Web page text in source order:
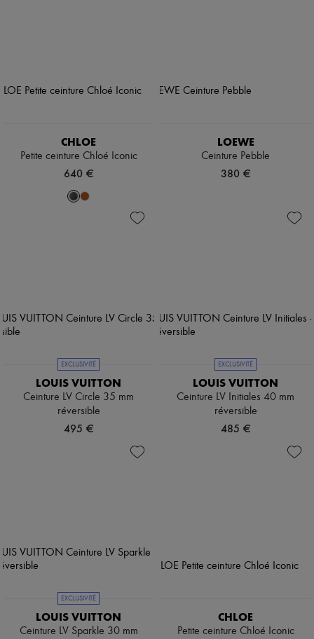
CHLOE
Petite ceinture Chloé Iconic
640 €
LOEWE
Ceinture Pebble
380 €
EXCLUSIVITÉ
LOUIS VUITTON
Ceinture LV Circle 35 mm
réversible
495 €
EXCLUSIVITÉ
LOUIS VUITTON
Ceinture LV Initiales 40 mm
réversible
485 €
EXCLUSIVITÉ
LOUIS VUITTON
Ceinture LV Sparkle 30 mm
CHLOE
Petite ceinture Chloé Iconic